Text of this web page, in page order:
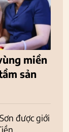
miền
sản
được giới